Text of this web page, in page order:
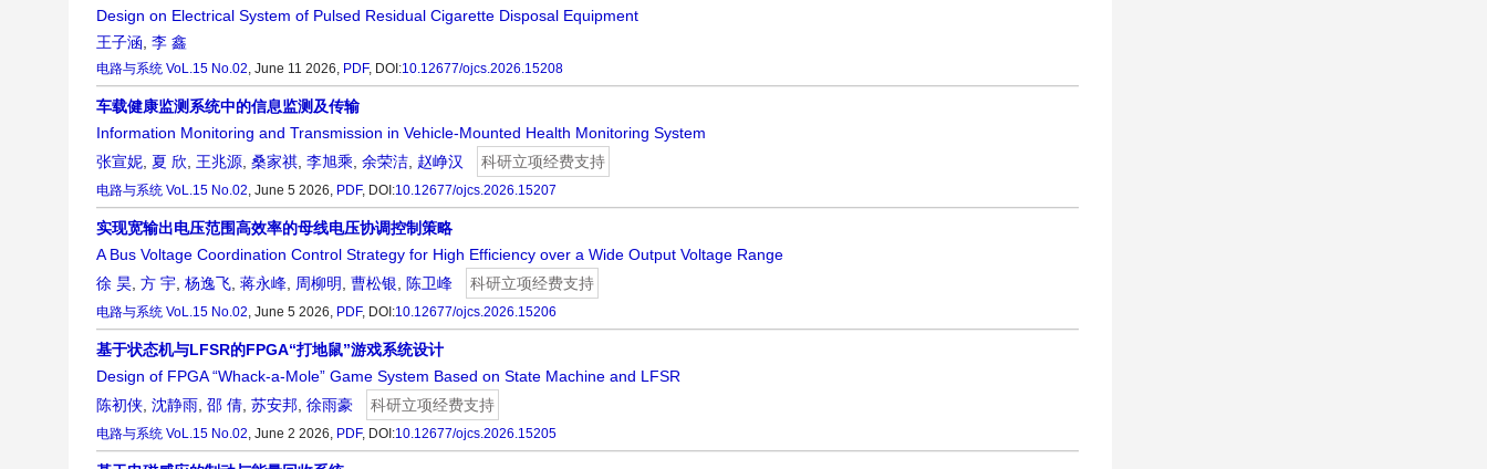
Design on Electrical System of Pulsed Residual Cigarette Disposal Equipment
王子涵, 李 鑫
电路与系统 VoL.15 No.02, June 11 2026, PDF, DOI:10.12677/ojcs.2026.15208
车载健康监测系统中的信息监测及传输
Information Monitoring and Transmission in Vehicle-Mounted Health Monitoring System
张宣妮, 夏 欣, 王兆源, 桑家祺, 李旭乘, 余荣洁, 赵峥汉 科研立项经费支持
电路与系统 VoL.15 No.02, June 5 2026, PDF, DOI:10.12677/ojcs.2026.15207
实现宽输出电压范围高效率的母线电压协调控制策略
A Bus Voltage Coordination Control Strategy for High Efficiency over a Wide Output Voltage Range
徐 昊, 方 宇, 杨逸飞, 蒋永峰, 周柳明, 曹松银, 陈卫峰 科研立项经费支持
电路与系统 VoL.15 No.02, June 5 2026, PDF, DOI:10.12677/ojcs.2026.15206
基于状态机与LFSR的FPGA“打地鼠”游戏系统设计
Design of FPGA “Whack-a-Mole” Game System Based on State Machine and LFSR
陈初侠, 沈静雨, 邵 倩, 苏安邦, 徐雨豪 科研立项经费支持
电路与系统 VoL.15 No.02, June 2 2026, PDF, DOI:10.12677/ojcs.2026.15205